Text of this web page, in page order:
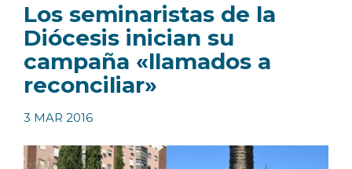
Los seminaristas de la
Diócesis inician su
campaña «llamados a
reconciliar»
3 MAR 2016